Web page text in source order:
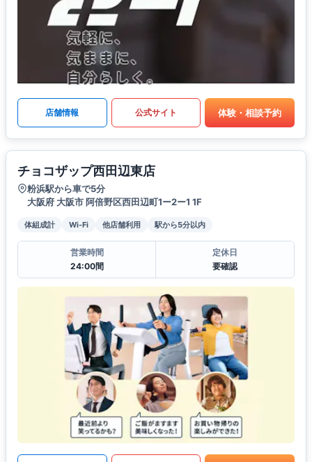
店舗情報 公式サイト 体験・相談予約
チョコザップ西田辺東店
粉浜駅から車で5分
大阪府 大阪市 阿倍野区西田辺町1ー2ー1 1F
体組成計 Wi-Fi 他店舗利用 駅から5分以内
営業時間
24:00間
定休日
要確認